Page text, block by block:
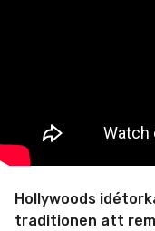
Hollywoods
traditionen att